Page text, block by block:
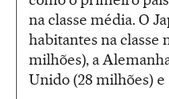
na classe média. O
habitantes na classe
milhões), a
Unido (28 milhões) e